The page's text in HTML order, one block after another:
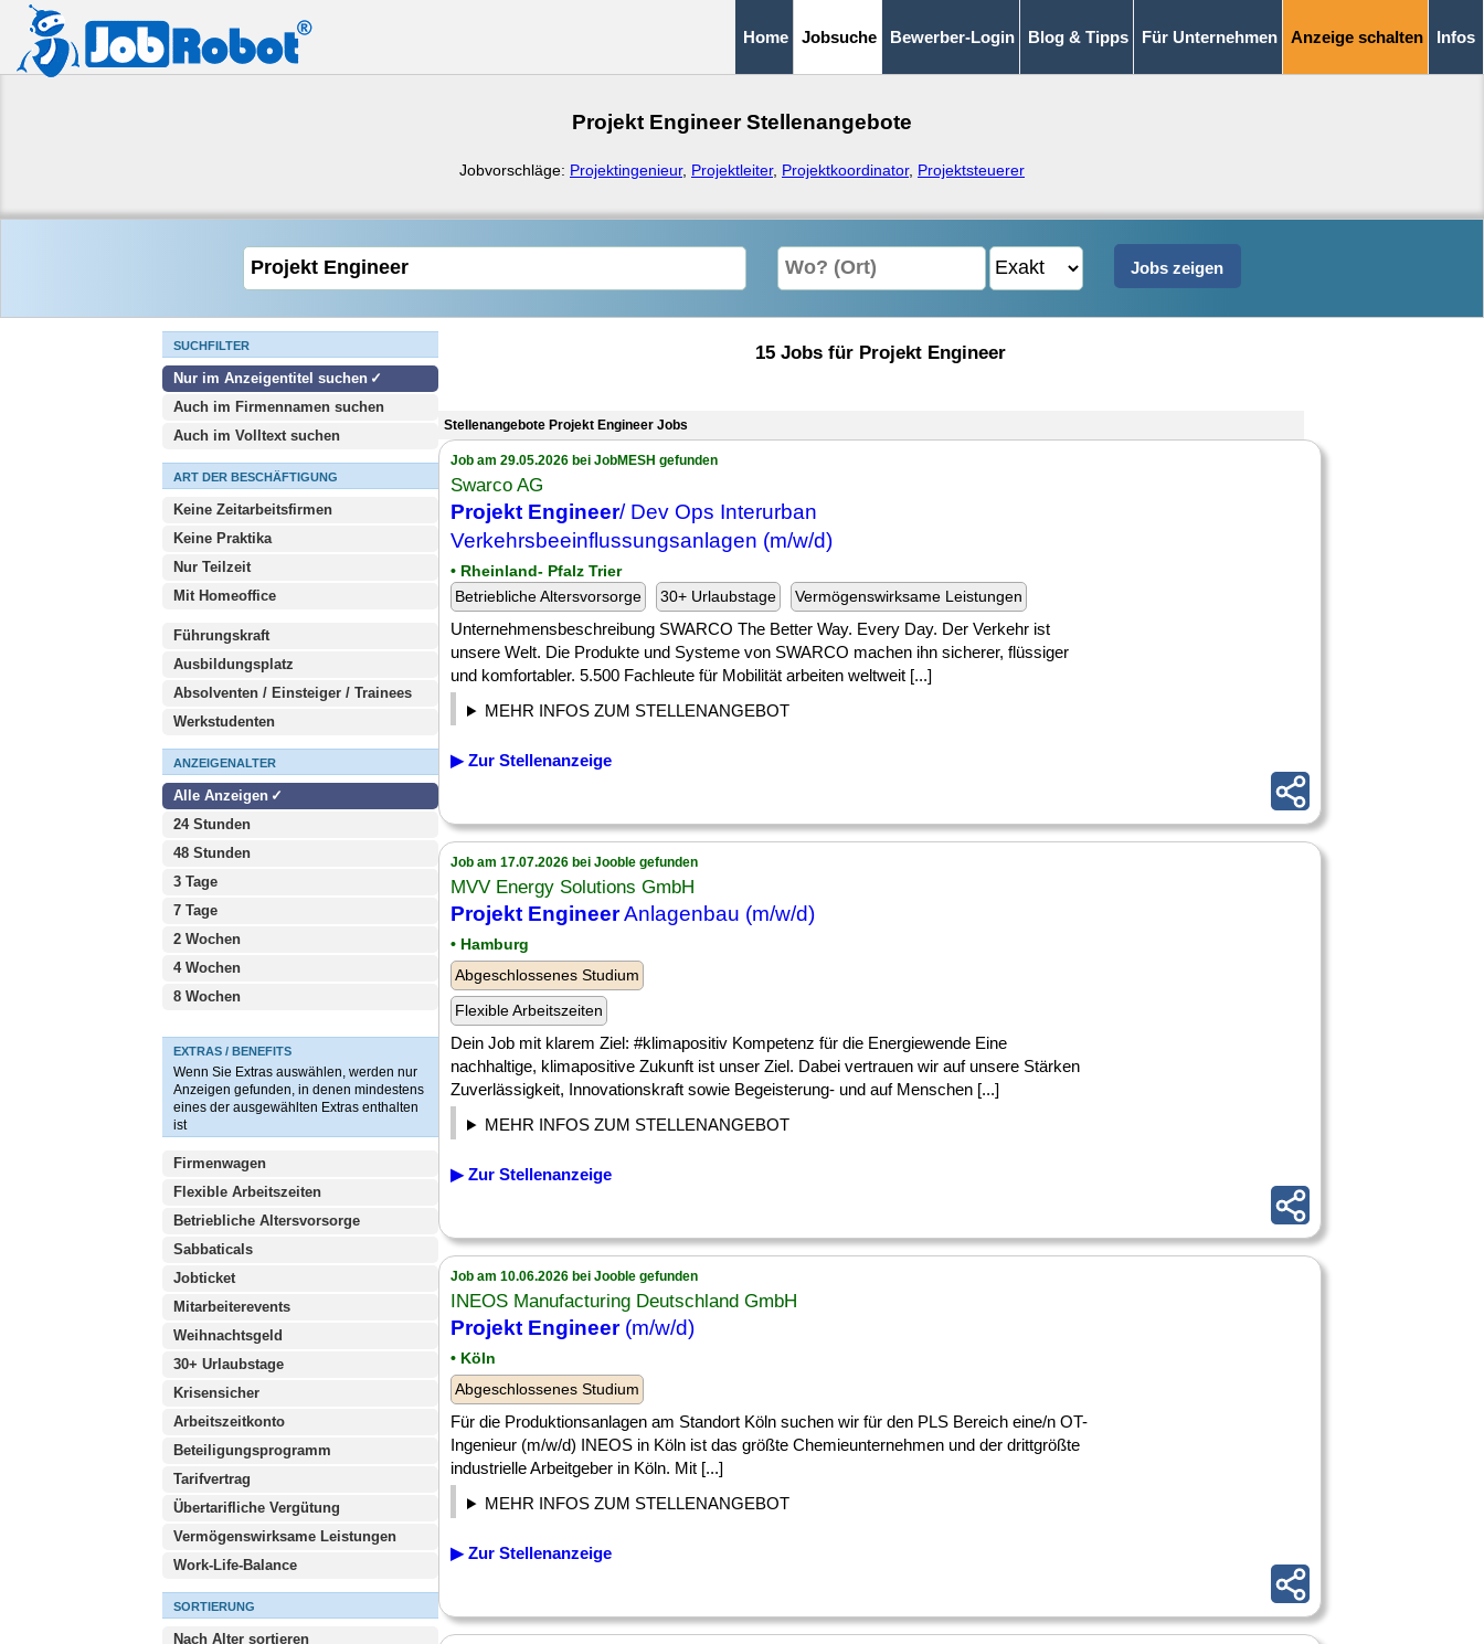
Home Jobsuche Bewerber-Login Blog & Tipps Für Unternehmen Anzeige schalten Infos
Projekt Engineer Stellenangebote
Jobvorschläge: Projektingenieur, Projektleiter, Projektkoordinator, Projektsteuerer
SUCHFILTER
Nur im Anzeigentitel suchen
Auch im Firmennamen suchen
Auch im Volltext suchen
ART DER BESCHÄFTIGUNG
Keine Zeitarbeitsfirmen
Keine Praktika
Nur Teilzeit
Mit Homeoffice
Führungskraft
Ausbildungsplatz
Absolventen / Einsteiger / Trainees
Werkstudenten
ANZEIGENALTER
Alle Anzeigen
24 Stunden
48 Stunden
3 Tage
7 Tage
2 Wochen
4 Wochen
8 Wochen
EXTRAS / BENEFITS
Wenn Sie Extras auswählen, werden nur
Anzeigen gefunden, in denen mindestens
eines der ausgewählten Extras enthalten
ist
Firmenwagen
Flexible Arbeitszeiten
Betriebliche Altersvorsorge
Sabbaticals
Jobticket
Mitarbeiterevents
Weihnachtsgeld
30+ Urlaubstage
Krisensicher
Arbeitszeitkonto
Beteiligungsprogramm
Tarifvertrag
Übertarifliche Vergütung
Vermögenswirksame Leistungen
Work-Life-Balance
SORTIERUNG
Nach Alter sortieren
15 Jobs für Projekt Engineer
Stellenangebote Projekt Engineer Jobs
Job am 29.05.2026 bei JobMESH gefunden
Swarco AG
Projekt Engineer/ Dev Ops Interurban
Verkehrsbeeinflussungsanlagen (m/w/d)
• Rheinland- Pfalz Trier
Betriebliche Altersvorsorge
30+ Urlaubstage Vermögenswirksame Leistungen
Unternehmensbeschreibung SWARCO The Better Way. Every Day. Der Verkehr ist
unsere Welt. Die Produkte und Systeme von SWARCO machen ihn sicherer, flüssiger
und komfortabler. 5.500 Fachleute für Mobilität arbeiten weltweit [...]
MEHR INFOS ZUM STELLENANGEBOT
▶ Zur Stellenanzeige
Job am 17.07.2026 bei Jooble gefunden
MVV Energy Solutions GmbH
Projekt EngineerAnlagenbau (m/w/d)
• Hamburg
Abgeschlossenes Studium
Flexible Arbeitszeiten
Dein Job mit klarem Ziel: #klimapositiv Kompetenz für die Energiewende Eine
nachhaltige, klimapositive Zukunft ist unser Ziel. Dabei vertrauen wir auf unsere Stärken
Zuverlässigkeit, Innovationskraft sowie Begeisterung- und auf Menschen [...]
MEHR INFOS ZUM STELLENANGEBOT
▶ Zur Stellenanzeige
Job am 10.06.2026 bei Jooble gefunden
INEOS Manufacturing Deutschland GmbH
Projekt Engineer(m/w/d)
• Köln
Abgeschlossenes Studium
Für die Produktionsanlagen am Standort Köln suchen wir für den PLS Bereich eine/n OT-
Ingenieur (m/w/d) INEOS in Köln ist das größte Chemieunternehmen und der drittgrößte
industrielle Arbeitgeber in Köln. Mit [...]
MEHR INFOS ZUM STELLENANGEBOT
▶ Zur Stellenanzeige